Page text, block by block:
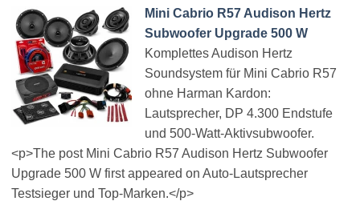
Mini Cabrio R57 Audison Hertz
Subwoofer Upgrade 500 W
Komplettes Audison Hertz
Soundsystem für Mini Cabrio R57
ohne Harman Kardon:
Lautsprecher, DP 4.300 Endstufe
und 500-Watt-Aktivsubwoofer.
<p>The post Mini Cabrio R57 Audison Hertz Subwoofer
Upgrade 500 W first appeared on Auto-Lautsprecher
Testsieger und Top-Marken.</p>